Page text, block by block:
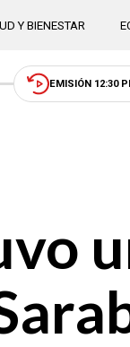
Y BIENESTAR
EMISIÓN 12:30